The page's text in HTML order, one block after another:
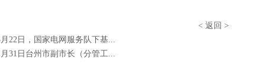
< 返回 >
月22日，国家电网服务队下基...
月31日台州市副市长（分管工...